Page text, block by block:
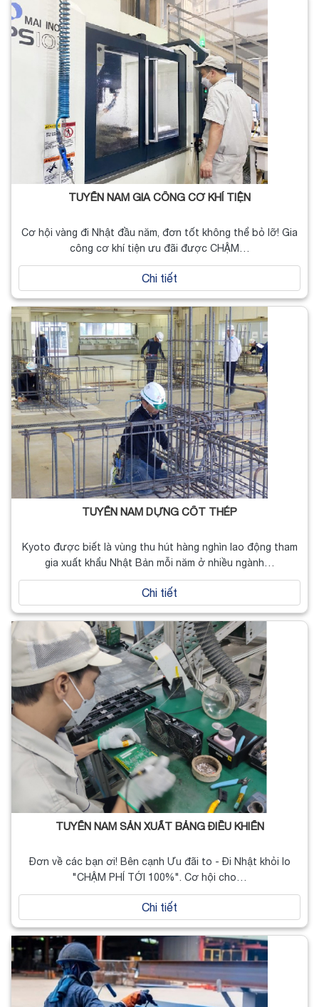
TUYỂN NAM GIA CÔNG CƠ KHÍ TIỆN
Cơ hội vàng đi Nhật đầu năm, đơn tốt không thể bỏ lỡ! Gia
công cơ khí tiện ưu đãi được CHẬM…
Chi tiết
TUYỂN NAM DỰNG CỐT THÉP
Kyoto được biết là vùng thu hút hàng nghìn lao động tham
gia xuất khẩu Nhật Bản mỗi năm ở nhiều ngành…
Chi tiết
TUYỂN NAM SẢN XUẤT BẢNG ĐIỀU KHIỂN
Đơn về các bạn ơi! Bên cạnh Ưu đãi to - Đi Nhật khỏi lo
"CHẬM PHÍ TỚI 100%". Cơ hội cho…
Chi tiết